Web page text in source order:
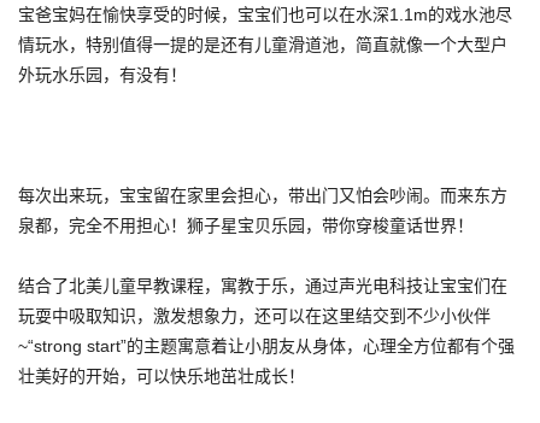
宝爸宝妈在愉快享受的时候，宝宝们也可以在水深1.1m的戏水池尽
情玩水，特别值得一提的是还有儿童滑道池，简直就像一个大型户
外玩水乐园，有没有！
每次出来玩，宝宝留在家里会担心，带出门又怕会吵闹。而来东方
泉都，完全不用担心！狮子星宝贝乐园，带你穿梭童话世界！
结合了北美儿童早教课程，寓教于乐，通过声光电科技让宝宝们在
玩耍中吸取知识，激发想象力，还可以在这里结交到不少小伙伴
~“strong start”的主题寓意着让小朋友从身体，心理全方位都有个强
壮美好的开始，可以快乐地茁壮成长！